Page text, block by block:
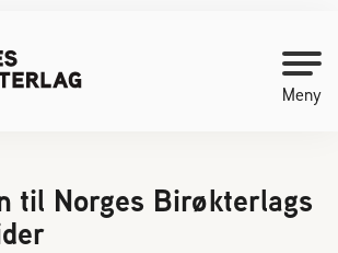
Meny
til Norges Birøkterlags